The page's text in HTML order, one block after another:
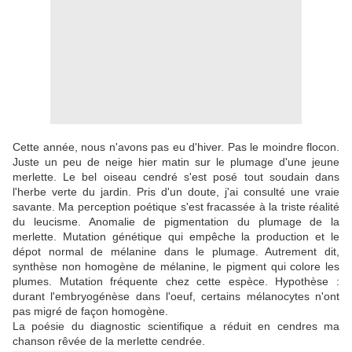
Cette année, nous n'avons pas eu d'hiver. Pas le moindre flocon.
Juste un peu de neige hier matin sur le plumage d'une jeune
merlette. Le bel oiseau cendré s'est posé tout soudain dans
l'herbe verte du jardin. Pris d'un doute, j'ai consulté une vraie
savante. Ma perception poétique s'est fracassée à la triste réalité
du leucisme. Anomalie de pigmentation du plumage de la
merlette. Mutation génétique qui empêche la production et le
dépot normal de mélanine dans le plumage. Autrement dit,
synthèse non homogène de mélanine, le pigment qui colore les
plumes. Mutation fréquente chez cette espèce. Hypothèse :
durant l'embryogénèse dans l'oeuf, certains mélanocytes n'ont
pas migré de façon homogène.
La poésie du diagnostic scientifique a réduit en cendres ma
chanson rêvée de la merlette cendrée.